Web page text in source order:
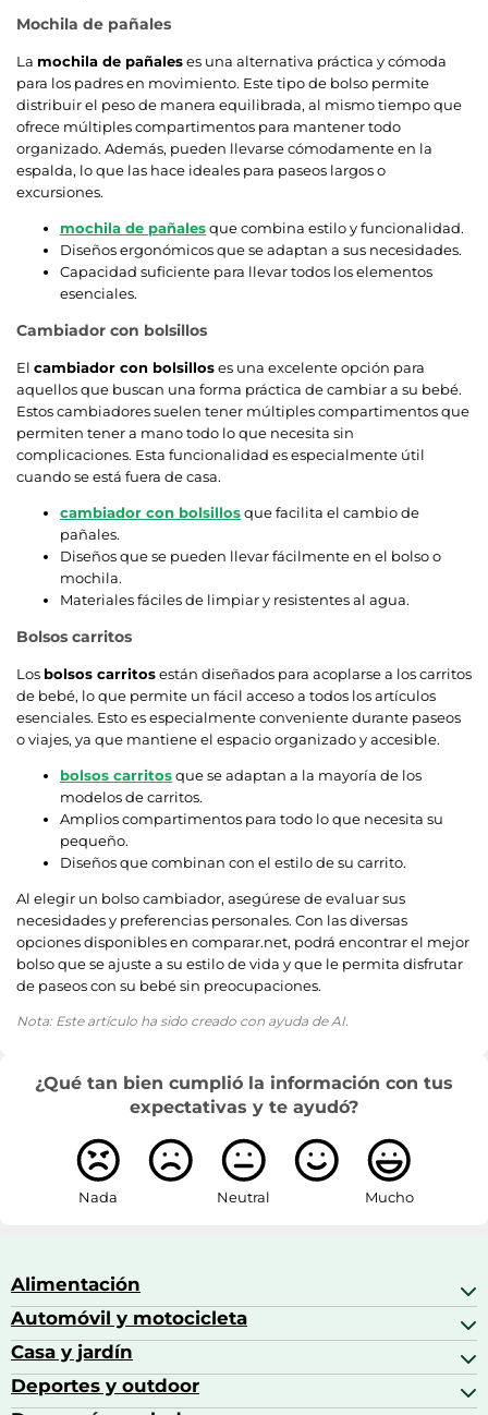
Mochila de pañales
La mochila de pañaleses una alternativa práctica y cómoda
para los padres en movimiento. Este tipo de bolso permite
distribuir el peso de manera equilibrada, al mismo tiempo que
ofrece múltiples compartimentos para mantener todo
organizado. Además, pueden llevarse cómodamente en la
espalda, lo que las hace ideales para paseos largos o
excursiones.
mochila de pañalesque combina estilo y funcionalidad.
Diseños ergonómicos que se adaptan a sus necesidades.
Capacidad suficiente para llevar todos los elementos
esenciales.
Cambiador con bolsillos
El cambiador con bolsilloses una excelente opción para
aquellos que buscan una forma práctica de cambiar a su bebé.
Estos cambiadores suelen tener múltiples compartimentos que
permiten tener a mano todo lo que necesita sin
complicaciones. Esta funcionalidad es especialmente útil
cuando se está fuera de casa.
cambiador con bolsillosque facilita el cambio de
pañales.
Diseños que se pueden llevar fácilmente en el bolso o
mochila.
Materiales fáciles de limpiar y resistentes al agua.
Bolsos carritos
Los bolsos carritosestán diseñados para acoplarse a los carritos
de bebé, lo que permite un fácil acceso a todos los artículos
esenciales. Esto es especialmente conveniente durante paseos
o viajes, ya que mantiene el espacio organizado y accesible.
bolsos carritosque se adaptan a la mayoría de los
modelos de carritos.
Amplios compartimentos para todo lo que necesita su
pequeño.
Diseños que combinan con el estilo de su carrito.
Al elegir un bolso cambiador, asegúrese de evaluar sus
necesidades y preferencias personales. Con las diversas
opciones disponibles en comparar.net, podrá encontrar el mejor
bolso que se ajuste a su estilo de vida y que le permita disfrutar
de paseos con su bebé sin preocupaciones.
Nota: Este artículo ha sido creado con ayuda de AI.
¿Qué tan bien cumplió la información con tus
expectativas y te ayudó?
Nada Neutral Mucho
Alimentación
Bebidas
Bebidas espirituosas
Brandy
Café
Automóvil y motocicleta
Accesorios para coche
Aceite de motor y manutención
Aceites motor
Casa y jardín
Accesorios de hogar y cocina
Deportes y outdoor